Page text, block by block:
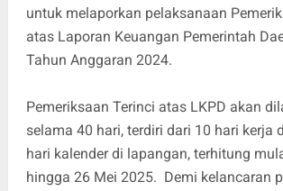
untuk melaporkan pelaksanaan
atas Laporan Keuangan Pemerintah
Tahun Anggaran 2024.
Pemeriksaan Terinci atas LKPD akan
selama 40 hari, terdiri dari 10 hari kerja
hari kalender di lapangan, terhitung
hingga 26 Mei 2025. Demi kelancaran